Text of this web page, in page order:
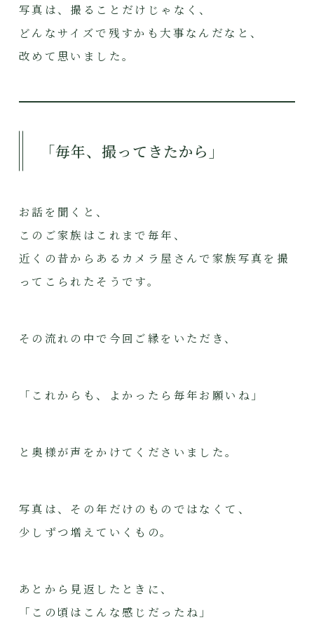
写真は、撮ることだけじゃなく、
どんなサイズで残すかも大事なんだなと、
改めて思いました。
「毎年、撮ってきたから」
お話を聞くと、
このご家族はこれまで毎年、
近くの昔からあるカメラ屋さんで家族写真を撮
ってこられたそうです。
その流れの中で今回ご縁をいただき、
「これからも、よかったら毎年お願いね」
と奥様が声をかけてくださいました。
写真は、その年だけのものではなくて、
少しずつ増えていくもの。
あとから見返したときに、
「この頃はこんな感じだったね」